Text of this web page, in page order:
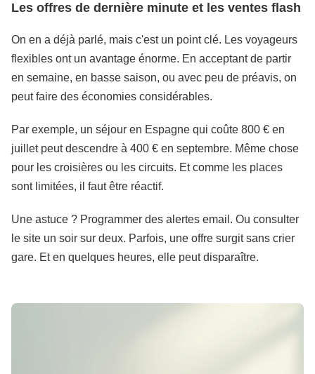
Les offres de dernière minute et les ventes flash
On en a déjà parlé, mais c'est un point clé. Les voyageurs
flexibles ont un avantage énorme. En acceptant de partir
en semaine, en basse saison, ou avec peu de préavis, on
peut faire des économies considérables.
Par exemple, un séjour en Espagne qui coûte 800 € en
juillet peut descendre à 400 € en septembre. Même chose
pour les croisières ou les circuits. Et comme les places
sont limitées, il faut être réactif.
Une astuce ? Programmer des alertes email. Ou consulter
le site un soir sur deux. Parfois, une offre surgit sans crier
gare. Et en quelques heures, elle peut disparaître.